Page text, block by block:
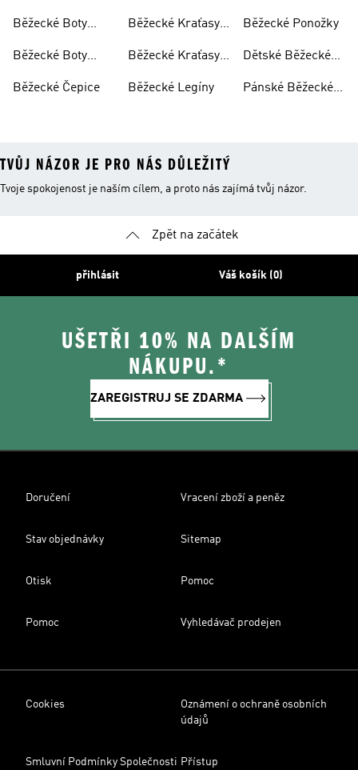
Běžecké Boty
Běžecké Boty
Běžecké Čepice
Běžecké Kraťasy
Běžecké Kraťasy
Běžecké Legíny
Běžecké Ponožky
Dětské Běžecké
Pánské Běžecké
TVŮJ NÁZOR JE PRO NÁS DŮLEŽITÝ
Tvoje spokojenost je naším cílem, a proto nás zajímá tvůj názor.
Zpět na začátek
přihlásit Váš košík (0)
UŠETŘI 10% NA DALŠÍM
NÁKUPU.*
ZAREGISTRUJ SE ZDARMA
Doručení Vracení zboží a peněz
Stav objednávky Sitemap
Otisk Pomoc
Pomoc Vyhledávač prodejen
Cookies
Oznámení o ochraně osobních
údajů
Smluvní Podmínky Společnosti Přístup